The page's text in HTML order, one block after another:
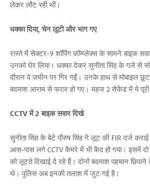
लेकर लौट रही थीं।
धक्का दिया, चेन लूटी और भाग गए
रास्ते में सेक्टर-9 शॉपिंग कॉम्प्लेक्स के सामने बाइक
उनको घेर लिया। धक्का देकर सुनीता सिंह के गले से
दौरान वे जमीन पर गिर गईं। उनके हाथ से मोबाइल
बदमाश आराम से फरार हो गए। महज 2 सेकेंड में ये पूरी
CCTV में 2 बाइक सवार दिखे
सुनीता सिंह के बेटे पौरुष सिंह ने लूट की FIR दर्ज
आस-पास लगे CCTV कैमरे में भी कैद हो गया। इसमें दो
को लूटते दिखाई दे रहे हैं। दोनों बदमाश पहचान
थे। पुलिस अब इनकी तलाश में जुट गई है।